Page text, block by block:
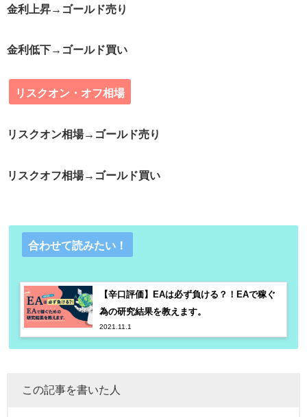
金利上昇→ゴールド売り
金利低下→ゴールド買い
リスクオン・オフ相場
リスクオン相場→ゴールド売り
リスクオフ相場→ゴールド買い
合わせて読みたい！
【辛口評価】EAは必ず負ける？！EAで稼ぐ
為の研究結果を教えます。
2021.11.1
この記事を書いた人